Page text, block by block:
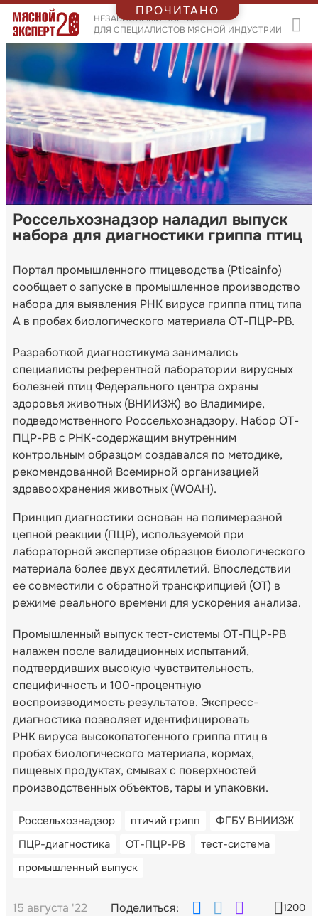
НЕЗАВИСИМЫЙ ПОРТАЛ
ДЛЯ СПЕЦИАЛИСТОВ МЯСНОЙ ИНДУСТРИИ
Россельхознадзор наладил выпуск
набора для диагностики гриппа птиц
Портал промышленного птицеводства (Pticainfo)
сообщает о запуске в промышленное производство
набора для выявления РНК вируса гриппа птиц типа
А в пробах биологического материала ОТ-ПЦР-РВ.
Разработкой диагностикума занимались
специалисты референтной лаборатории вирусных
болезней птиц Федерального центра охраны
здоровья животных (ВНИИЗЖ) во Владимире,
подведомственного Россельхознадзору. Набор ОТ-
ПЦР-РВ с РНК-содержащим внутренним
контрольным образцом создавался по методике,
рекомендованной Всемирной организацией
здравоохранения животных (WOAH).
Принцип диагностики основан на полимеразной
цепной реакции (ПЦР), используемой при
лабораторной экспертизе образцов биологического
материала более двух десятилетий. Впоследствии
ее совместили с обратной транскрипцией (ОТ) в
режиме реального времени для ускорения анализа.
Промышленный выпуск тест-системы ОТ-ПЦР-РВ
налажен после валидационных испытаний,
подтвердивших высокую чувствительность,
специфичность и 100-процентную
воспроизводимость результатов. Экспресс-
диагностика позволяет идентифицировать
РНК вируса высокопатогенного гриппа птиц в
пробах биологического материала, кормах,
пищевых продуктах, смывах с поверхностей
производственных объектов, тары и упаковки.
Россельхознадзор птичий грипп
ФГБУ ВНИИЗЖ
ПЦР-диагностика
ОТ-ПЦР-РВ
тест-система
промышленный выпуск
15 августа '22 Поделиться: 1200
ПРОЧИТАНО